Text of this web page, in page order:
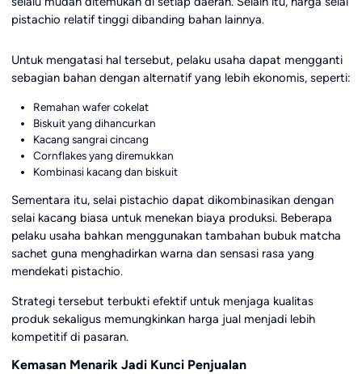
pistachio relatif tinggi dibanding bahan lainnya.
Untuk mengatasi hal tersebut, pelaku usaha dapat mengganti
sebagian bahan dengan alternatif yang lebih ekonomis, seperti:
Remahan wafer cokelat
Biskuit yang dihancurkan
Kacang sangrai cincang
Cornflakes yang diremukkan
Kombinasi kacang dan biskuit
Sementara itu, selai pistachio dapat dikombinasikan dengan
selai kacang biasa untuk menekan biaya produksi. Beberapa
pelaku usaha bahkan menggunakan tambahan bubuk matcha
sachet guna menghadirkan warna dan sensasi rasa yang
mendekati pistachio.
Strategi tersebut terbukti efektif untuk menjaga kualitas
produk sekaligus memungkinkan harga jual menjadi lebih
kompetitif di pasaran.
Kemasan Menarik Jadi Kunci Penjualan